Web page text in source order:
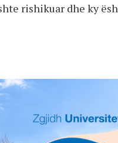
rishikuar dhe ky